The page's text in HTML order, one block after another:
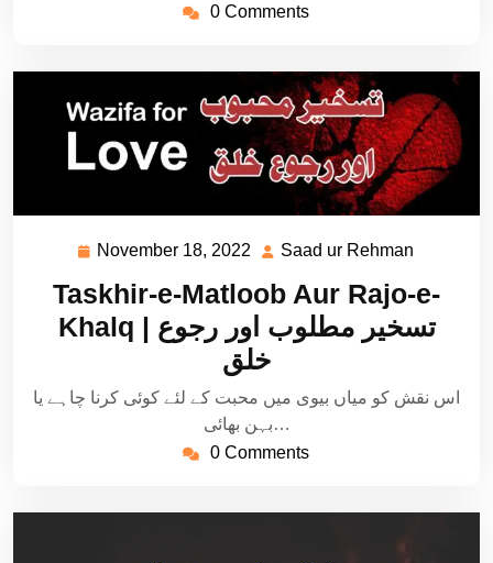
0 Comments
November 18, 2022 November
2022
Saad ur Rehman
Rehman
Taskhir-e-Matloob Aur Rajo-e-
Khalq | تسخیر مطلوب اور رجوع
خلق
اس نقش کو میاں بیوی میں محبت کے لئے کوئی کرنا چاہے یا
بہن بھائی…
0 Comments